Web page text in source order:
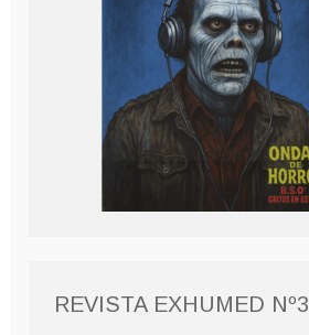
REVISTA EXHUMED Nº3